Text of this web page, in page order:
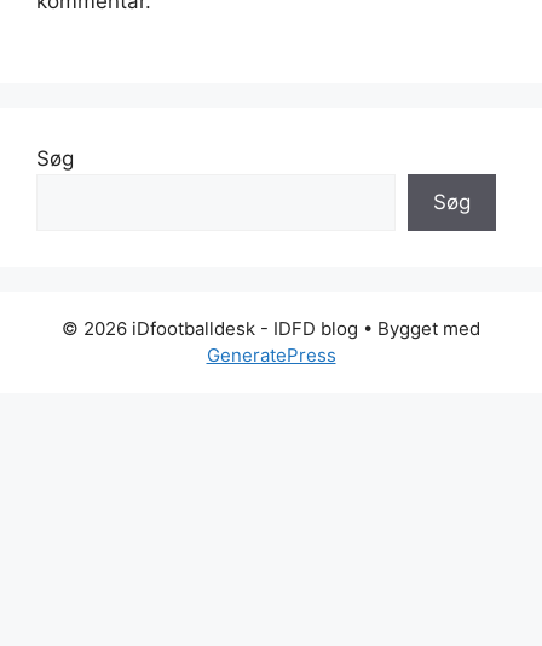
Søg
Søg
© 2026 iDfootballdesk - IDFD blog • Bygget med
GeneratePress